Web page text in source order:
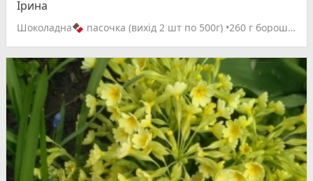
Ірина
Шоколадна🍫 пасочка (вихід 2 шт по 500г) •260 г борошна • 30 г какао • 15 г свіжих дріжджів • 100 мл молока • 4 ст.ложки води • половина чайної ложки соди • 20 г вершкового масла • 1 яйце • 50 г цукру • 80 г крихти шоколодаду • кориця • сіль дрібка Приготування: 1) Соду, воду, какао, сіль, цукор змішати і довести до кипіння. Дати охолонути. Відділити жовток від білка, білок взбити. 2) Відміряти 60 г борошна. Тепле молоко змішати з дріжджями. Борошно змішати з дріжджями, залишити на 30 хв. В миску з опарою додати вершкове масло, жовток, суміш з какао, залишкове борошно, корицю. Замісити тісто, поставити у тепле місце на 1 годину. Тісто обім'яти, вмішати в нього шоколадну крихту та взбитий білок. Відкласти у тепле місце на 1-1,5 години. 3) Перекласти у паперові форми і дати піднятись знову. 4) Поставити в попередньо розігріту до 100° духовку, випікати 10 хв. Збільшити температуру до 180° та випікати ще ~ 40хв. Готову пасочку остудити та змастити розтопленим шоколадом. Смачного та гарних свят♡